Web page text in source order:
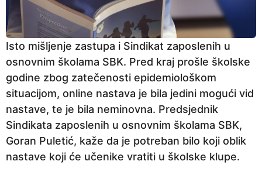
Isto mišljenje zastupa i Sindikat zaposlenih u
osnovnim školama SBK. Pred kraj prošle školske
godine zbog zatečenosti epidemiološkom
situacijom, online nastava je bila jedini mogući vid
nastave, te je bila neminovna. Predsjednik
Sindikata zaposlenih u osnovnim školama SBK,
Goran Puletić, kaže da je potreban bilo koji oblik
nastave koji će učenike vratiti u školske klupe.